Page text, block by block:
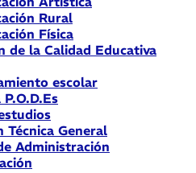
Rural
Física
de la Calidad Educativa
escolar
Técnica General
Administración